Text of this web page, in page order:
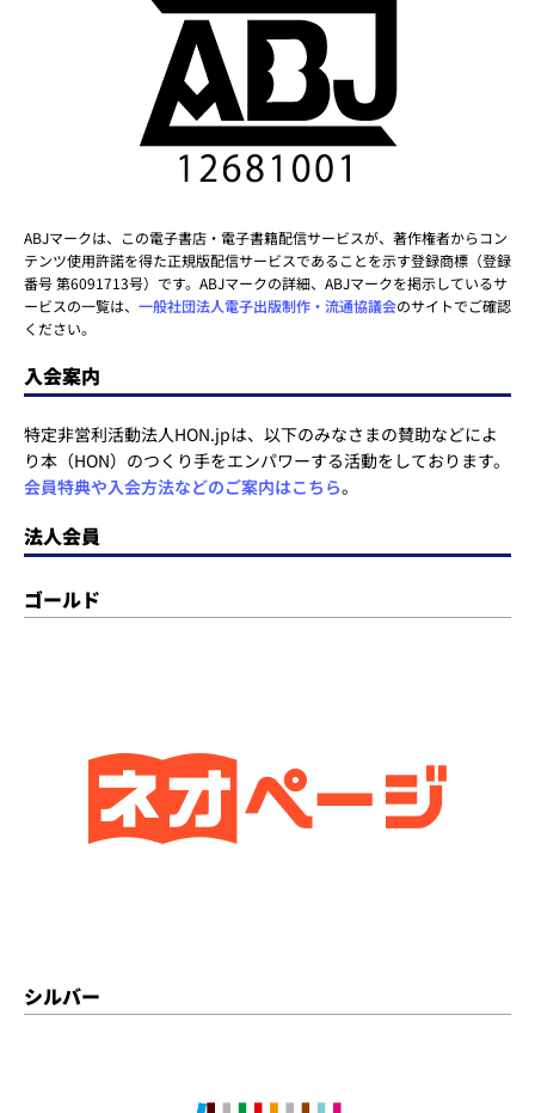
ABJマークは、この電子書店・電子書籍配信サービスが、著作権者からコン
テンツ使用許諾を得た正規版配信サービスであることを示す登録商標（登録
番号 第6091713号）です。ABJマークの詳細、ABJマークを掲示しているサ
ービスの一覧は、 一般社団法人電子出版制作・流通協議会のサイトでご確認
ください。
入会案内
特定非営利活動法人HON.jpは、以下のみなさまの賛助などによ
り本（HON）のつくり手をエンパワーする活動をしております。
会員特典や入会方法などのご案内はこちら。
法人会員
ゴールド
シルバー